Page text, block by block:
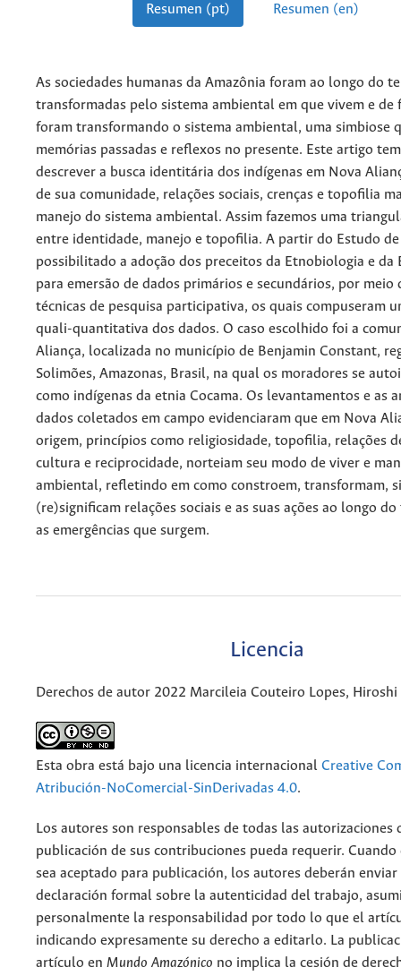
Resumen (pt) Resumen (en)
As sociedades humanas da Amazônia foram ao longo do
transformadas pelo sistema ambiental em que vivem e de
foram transformando o sistema ambiental, uma simbiose
memórias passadas e reflexos no presente. Este artigo
descrever a busca identitária dos indígenas em Nova
de sua comunidade, relações sociais, crenças e topofilia
manejo do sistema ambiental. Assim fazemos uma
entre identidade, manejo e topofilia. A partir do Estudo
possibilitado a adoção dos preceitos da Etnobiologia e da
para emersão de dados primários e secundários, por meio
técnicas de pesquisa participativa, os quais compuseram
quali-quantitativa dos dados. O caso escolhido foi a
Aliança, localizada no município de Benjamin Constant,
Solimões, Amazonas, Brasil, na qual os moradores se
como indígenas da etnia Cocama. Os levantamentos e as
dados coletados em campo evidenciaram que em Nova
origem, princípios como religiosidade, topofilia, relações
cultura e reciprocidade, norteiam seu modo de viver e
ambiental, refletindo em como constroem, transformam,
(re)significam relações sociais e as suas ações ao longo
as emergências que surgem.
Licencia
Derechos de autor 2022 Marcileia Couteiro Lopes, Hiroshi
Esta obra está bajo una licencia internacional Creative
Atribución-NoComercial-SinDerivadas 4.0.
Los autores son responsables de todas las autorizaciones
publicación de sus contribuciones pueda requerir.
sea aceptado para publicación, los autores deberán enviar
declaración formal sobre la autenticidad del trabajo,
personalmente la responsabilidad por todo lo que el
indicando expresamente su derecho a editarlo. La
artículo en Mundo Amazónico no implica la cesión de